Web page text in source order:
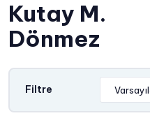
YAZARLARIMIZ
YAYIN PAKETLERİMİZ
Kutay M.
Dönmez
Filtre